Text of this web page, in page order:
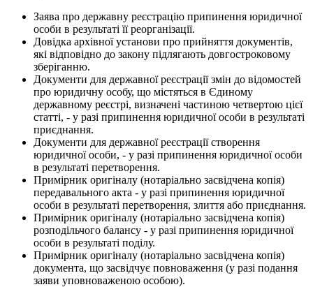
Заява про державну реєстрацію припинення юридичної
особи в результаті її реорганізації.
Довідка архівної установи про прийняття документів,
які відповідно до закону підлягають довгостроковому
зберіганню.
Документи для державної реєстрації змін до відомостей
про юридичну особу, що містяться в Єдиному
державному реєстрі, визначені частиною четвертою цієї
статті, - у разі припинення юридичної особи в результаті
приєднання.
Документи для державної реєстрації створення
юридичної особи, - у разі припинення юридичної особи
в результаті перетворення.
Примірник оригіналу (нотаріально засвідчена копія)
передавального акта - у разі припинення юридичної
особи в результаті перетворення, злиття або приєднання.
Примірник оригіналу (нотаріально засвідчена копія)
розподільчого балансу - у разі припинення юридичної
особи в результаті поділу.
Примірник оригіналу (нотаріально засвідчена копія)
документа, що засвідчує повноваження (у разі подання
заяви уповноваженою особою).